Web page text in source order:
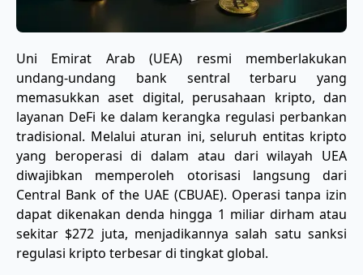
Uni Emirat Arab (UEA) resmi memberlakukan
undang-undang bank sentral terbaru yang
memasukkan aset digital, perusahaan kripto, dan
layanan DeFi ke dalam kerangka regulasi perbankan
tradisional. Melalui aturan ini, seluruh entitas kripto
yang beroperasi di dalam atau dari wilayah UEA
diwajibkan memperoleh otorisasi langsung dari
Central Bank of the UAE (CBUAE). Operasi tanpa izin
dapat dikenakan denda hingga 1 miliar dirham atau
sekitar $272 juta, menjadikannya salah satu sanksi
regulasi kripto terbesar di tingkat global.